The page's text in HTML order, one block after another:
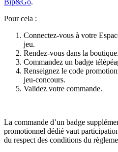
Bip&Go.
Pour cela :
Connectez-vous à votre
jeu.
Rendez-vous dans la boutique.
Commandez un badge
Renseignez le code
jeu-concours.
Validez votre commande.
La commande d’un badge
promotionnel dédié vaut
du respect des conditions du